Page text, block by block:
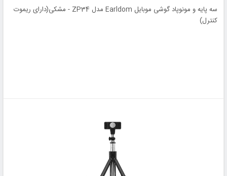
سه پایه و مونوپاد گوشی موبایل Earldom مدل ZP34 - مشکی(دارای ریموت
کنترل)